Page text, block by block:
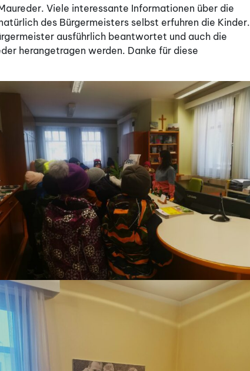
Viele interessante Informationen über die
des Bürgermeisters selbst erfuhren die Kinder.
ausführlich beantwortet und auch die
herangetragen werden. Danke für diese